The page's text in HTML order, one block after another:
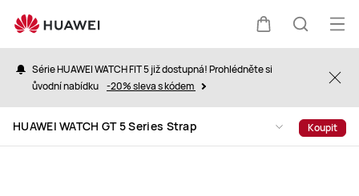
WATCH
GT
Series
Strap
KošíkHledat
Série HUAWEI WATCH FIT 5 již dostupná! Prohlédněte si
ůvodní nabídku -20% sleva s kódem
HUAWEI WATCH GT 5 Series Strap Koupit